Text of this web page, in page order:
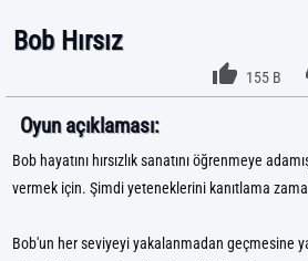
Bob Hırsız
155 B
Oyun açıklaması:
Bob hayatını hırsızlık sanatını öğrenmeye
vermek için. Şimdi yeteneklerini kanıtlama
Bob'un her seviyeyi yakalanmadan geçmesine